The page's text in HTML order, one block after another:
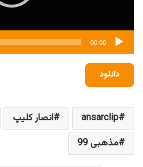
00:00
دانلود
ansarclip انصار کلیپ
مذهبی 99